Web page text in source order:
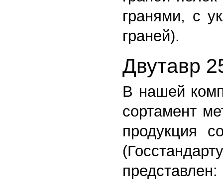
гранями, с
граней).
Двутавр
В нашей
сортамент
продукция